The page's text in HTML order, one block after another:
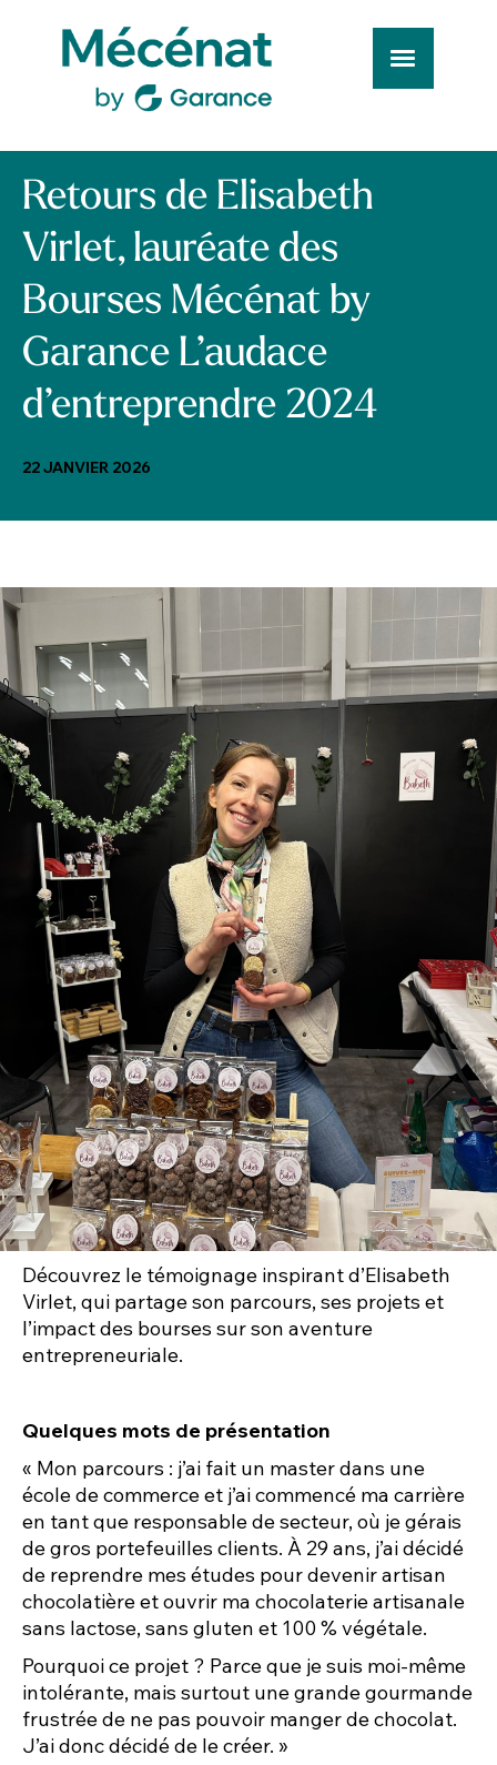
Retours de Elisabeth
Virlet, lauréate des
Bourses Mécénat by
Garance L’audace
d’entreprendre 2024
22 JANVIER 2026
Découvrez le témoignage inspirant d’Elisabeth
Virlet, qui partage son parcours, ses projets et
l’impact des bourses sur son aventure
entrepreneuriale.
Quelques mots de présentation
« Mon parcours : j’ai fait un master dans une
école de commerce et j’ai commencé ma carrière
en tant que responsable de secteur, où je gérais
de gros portefeuilles clients. À 29 ans, j’ai décidé
de reprendre mes études pour devenir artisan
chocolatière et ouvrir ma chocolaterie artisanale
sans lactose, sans gluten et 100 % végétale.
Pourquoi ce projet ? Parce que je suis moi-même
intolérante, mais surtout une grande gourmande
frustrée de ne pas pouvoir manger de chocolat.
J’ai donc décidé de le créer. »